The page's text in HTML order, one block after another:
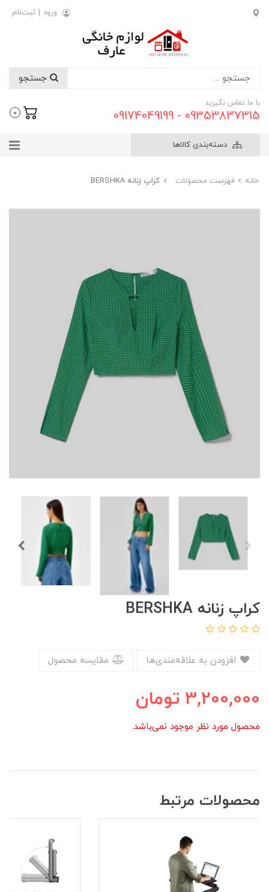
ورود | ثبت‌نام
با ما تماس بگیرید
09353837315 - 09174049199
0
دسته‌بندی کالاها
خانه فهرست محصولات کراپ زنانه BERSHKA
کراپ زنانه BERSHKA
مقایسه محصول
3,200,000 تومان
محصول مورد نظر موجود نمی‌باشد.
محصولات مرتبط